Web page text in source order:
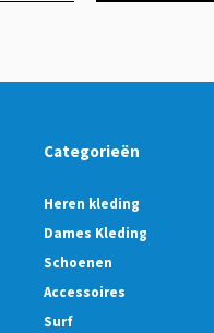
Categorieën
Heren kleding
Dames Kleding
Schoenen
Accessoires
Surf